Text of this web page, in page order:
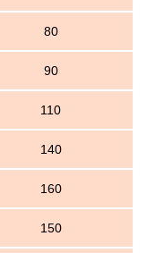
80
90
110
140
160
150